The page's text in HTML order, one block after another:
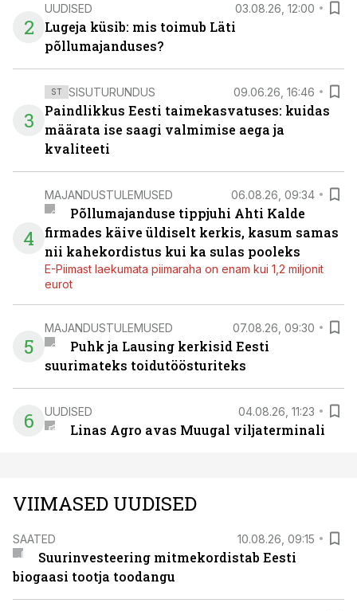
2
UUDISED 03.08.26, 12:00
Lugeja küsib: mis toimub Läti
põllumajanduses?
3
ST SISUTURUNDUS 09.06.26, 16:46
Paindlikkus Eesti taimekasvatuses: kuidas
määrata ise saagi valmimise aega ja
kvaliteeti
4
MAJANDUSTULEMUSED 06.08.26, 09:34
Põllumajanduse tippjuhi Ahti Kalde
firmades käive üldiselt kerkis, kasum samas
nii kahekordistus kui ka sulas pooleks
E-Piimast laekumata piimaraha on enam kui 1,2 miljonit
eurot
5
MAJANDUSTULEMUSED 07.08.26, 09:30
Puhk ja Lausing kerkisid Eesti
suurimateks toidutöösturiteks
6 UUDISED 04.08.26, 11:23
Linas Agro avas Muugal viljaterminali
VIIMASED UUDISED
SAATED 10.08.26, 09:15
Suurinvesteering mitmekordistab Eesti
biogaasi tootja toodangu